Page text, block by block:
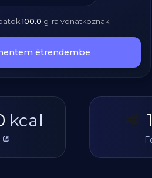
100.0 g-ra vonatkoznak.
étrendembe
kcal 🥩